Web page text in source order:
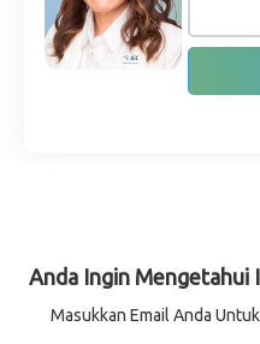
Anda Ingin Mengetahui
Masukkan Email Anda